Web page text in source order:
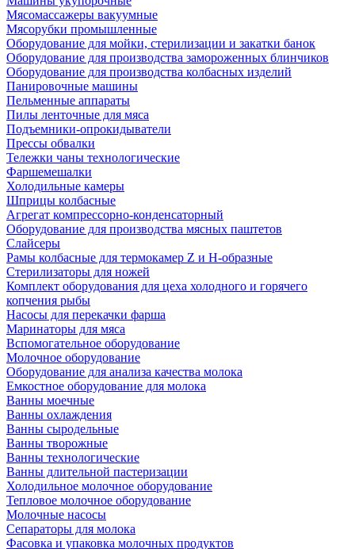
Мясомассажеры вакуумные
Мясорубки промышленные
Оборудование для мойки, стерилизации и закатки банок
Оборудование для производства замороженных блинчиков
Оборудование для производства колбасных изделий
Панировочные машины
Пельменные аппараты
Пилы ленточные для мяса
Подъемники-опрокидыватели
Прессы обвалки
Тележки чаны технологические
Фаршемешалки
Холодильные камеры
Шприцы колбасные
Агрегат компрессорно-конденсаторный
Оборудование для производства мясных паштетов
Слайсеры
Рамы колбасные для термокамер Z и H-образные
Стерилизаторы для ножей
Комплект оборудования для цеха холодного и горячего
копчения рыбы
Насосы для перекачки фарша
Маринаторы для мяса
Вспомогательное оборудование
Молочное оборудование
Оборудование для анализа качества молока
Емкостное оборудование для молока
Ванны моечные
Ванны охлаждения
Ванны сыродельные
Ванны творожные
Ванны технологические
Ванны длительной пастеризации
Холодильное молочное оборудование
Тепловое молочное оборудование
Молочные насосы
Сепараторы для молока
Фасовка и упаковка молочных продуктов